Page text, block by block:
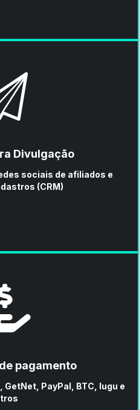
Divulgação
sociais de afiliados e
(CRM)
pagamento
PayPal, BTC, Iugu e